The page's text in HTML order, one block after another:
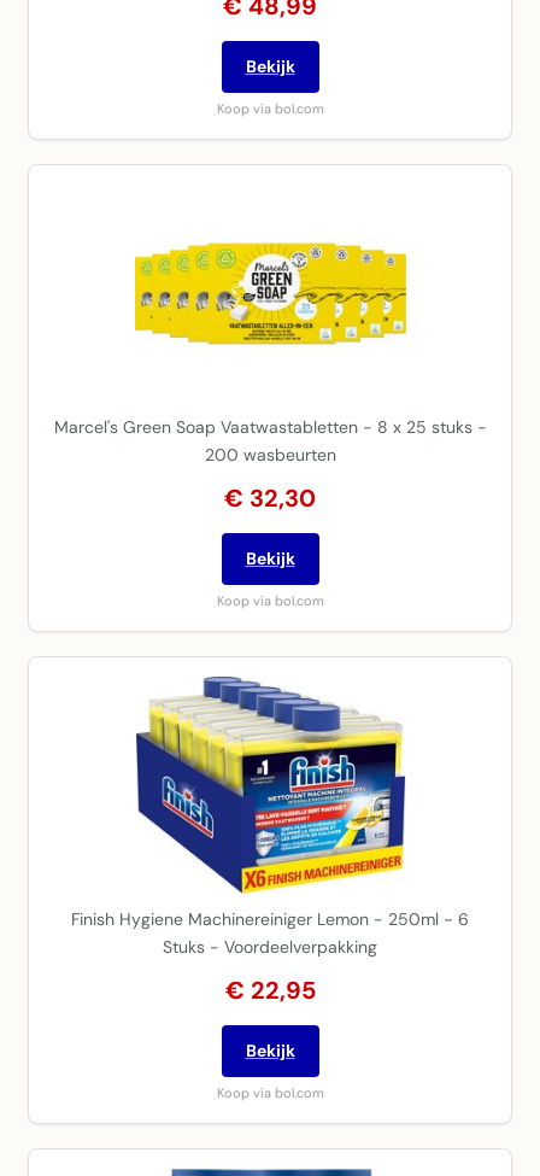
Bekijk
Koop via bol.com
Marcel's Green Soap Vaatwastabletten - 8 x 25 stuks -
200 wasbeurten
€ 32,30
Bekijk
Koop via bol.com
Finish Hygiene Machinereiniger Lemon - 250ml - 6
Stuks - Voordeelverpakking
€ 22,95
Bekijk
Koop via bol.com